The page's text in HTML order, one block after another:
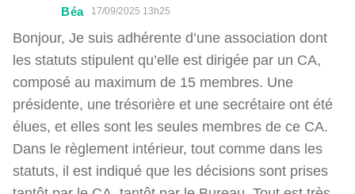
Béa 17/09/2025 13h25
Bonjour, Je suis adhérente d’une association dont
les statuts stipulent qu’elle est dirigée par un CA,
composé au maximum de 15 membres. Une
présidente, une trésorière et une secrétaire ont été
élues, et elles sont les seules membres de ce CA.
Dans le règlement intérieur, tout comme dans les
statuts, il est indiqué que les décisions sont prises